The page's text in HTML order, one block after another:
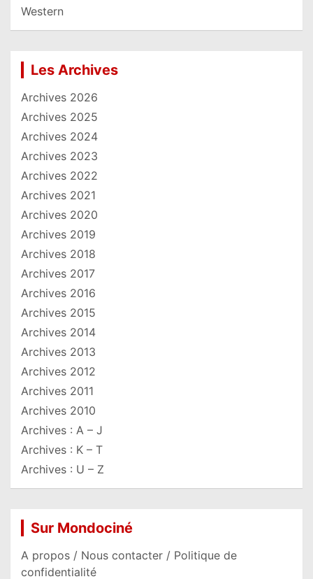
Western
Les Archives
Archives 2026
Archives 2025
Archives 2024
Archives 2023
Archives 2022
Archives 2021
Archives 2020
Archives 2019
Archives 2018
Archives 2017
Archives 2016
Archives 2015
Archives 2014
Archives 2013
Archives 2012
Archives 2011
Archives 2010
Archives : A – J
Archives : K – T
Archives : U – Z
Sur Mondociné
A propos / Nous contacter / Politique de
confidentialité